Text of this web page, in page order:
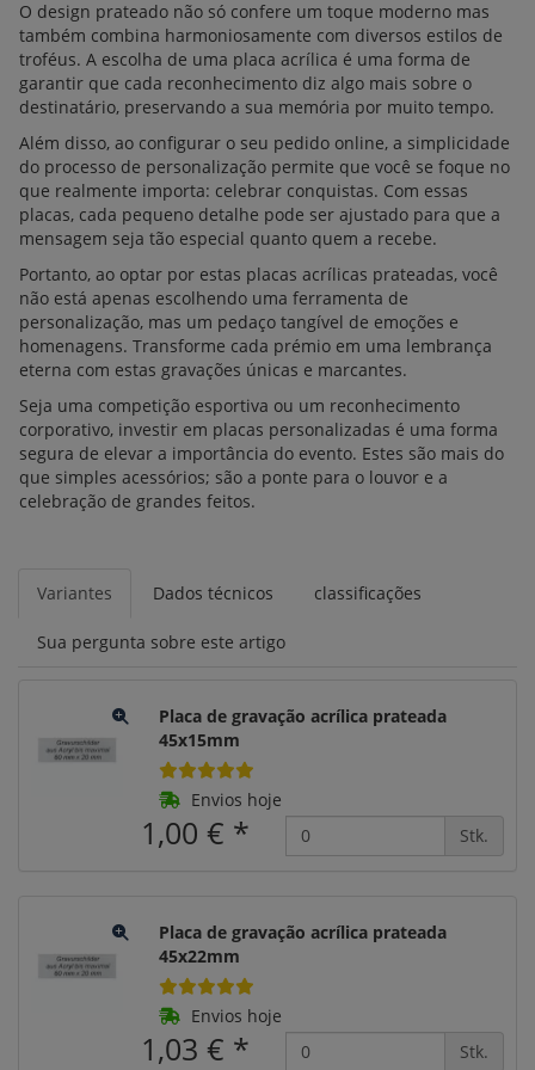
O design prateado não só confere um toque moderno mas
também combina harmoniosamente com diversos estilos de
troféus. A escolha de uma placa acrílica é uma forma de
garantir que cada reconhecimento diz algo mais sobre o
destinatário, preservando a sua memória por muito tempo.
Além disso, ao configurar o seu pedido online, a simplicidade
do processo de personalização permite que você se foque no
que realmente importa: celebrar conquistas. Com essas
placas, cada pequeno detalhe pode ser ajustado para que a
mensagem seja tão especial quanto quem a recebe.
Portanto, ao optar por estas placas acrílicas prateadas, você
não está apenas escolhendo uma ferramenta de
personalização, mas um pedaço tangível de emoções e
homenagens. Transforme cada prémio em uma lembrança
eterna com estas gravações únicas e marcantes.
Seja uma competição esportiva ou um reconhecimento
corporativo, investir em placas personalizadas é uma forma
segura de elevar a importância do evento. Estes são mais do
que simples acessórios; são a ponte para o louvor e a
celebração de grandes feitos.
Variantes Dados técnicos classificações
Sua pergunta sobre este artigo
Placa de gravação acrílica prateada
45x15mm
Envios hoje
1,00 € * Stk.
Placa de gravação acrílica prateada
45x22mm
Envios hoje
1,03 € * Stk.